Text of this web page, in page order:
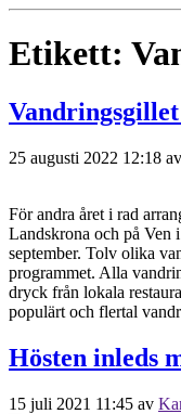
Etikett:
25 augusti 2022 12:18 av
För andra året i rad
Landskrona och på Ven
september. Tolv olika
programmet. Alla
dryck från lokala
populärt och flertal
Hösten inleds
15 juli 2021 11:45 av